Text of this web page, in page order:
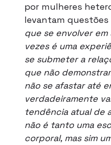
por mulheres
levantam
que se envolver em
vezes é uma
se submeter a
que não
não se afastar até
verdadeiramente
tendência atual de
não é tanto uma
corporal, mas sim